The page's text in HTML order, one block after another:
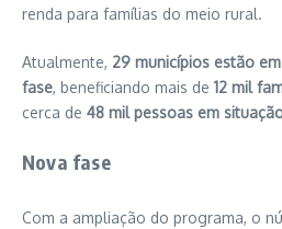
renda para famílias do meio rural.
Atualmente, 29 municípios estão
fase, beneficiando mais de 12 mil
cerca de 48 mil pessoas em
Nova fase
Com a ampliação do programa, o